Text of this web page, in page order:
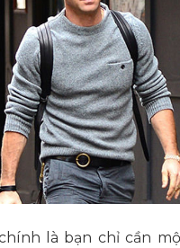
là bạn chỉ cần